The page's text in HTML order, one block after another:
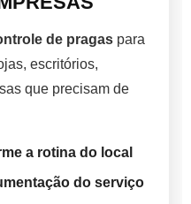
de pragas para
escritórios,
que precisam de
a rotina do local
do serviço